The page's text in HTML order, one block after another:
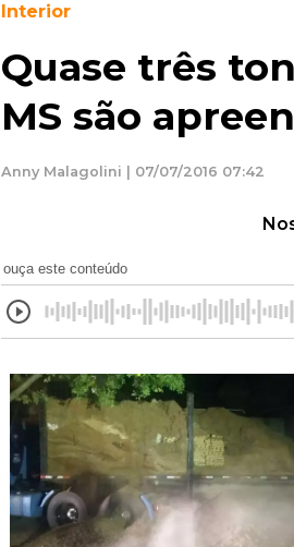
Interior
Quase três
MS são
Anny Malagolini | 07/07/2016 07:42
ouça este conteúdo